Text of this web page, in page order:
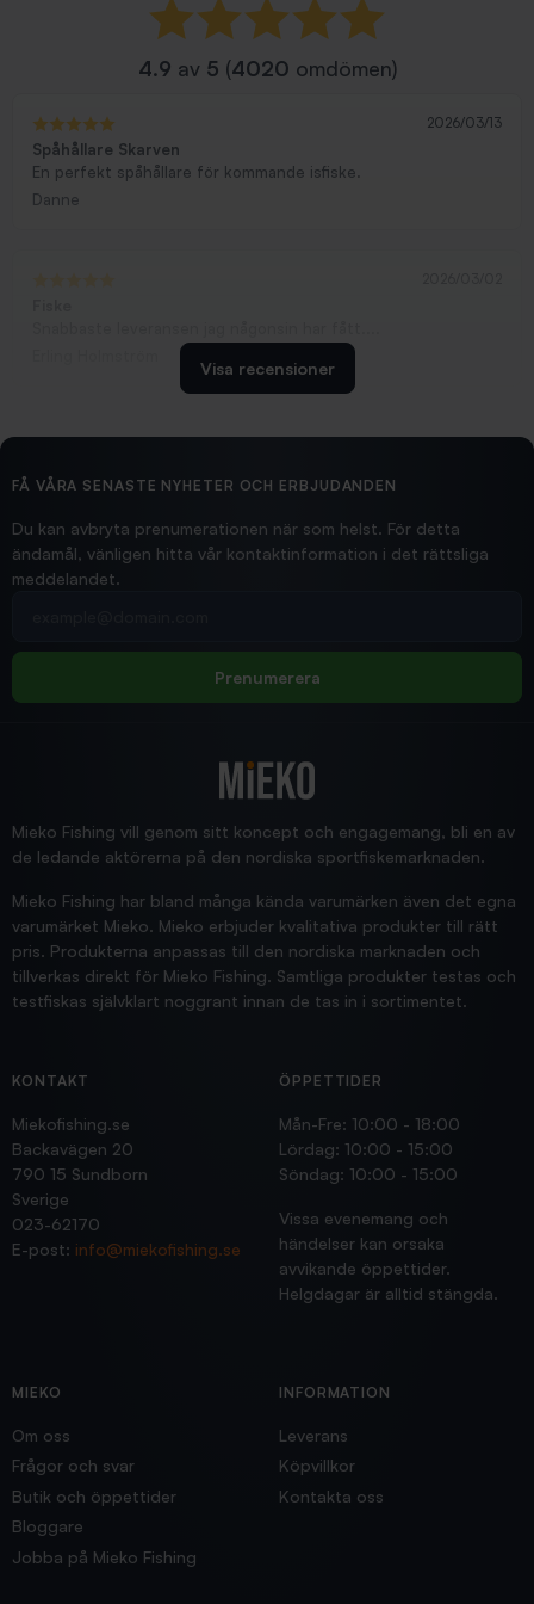
4.9 av 5 (4020 omdömen)
2026/03/13
Spåhållare Skarven
En perfekt spåhållare för kommande isfiske.
Danne
2026/02/19
Hittade exakt vad jag behövde. Snabb och bra...
Jensa
Visa recensioner
FÅ VÅRA SENASTE NYHETER OCH ERBJUDANDEN
Du kan avbryta prenumerationen när som helst. För detta
ändamål, vänligen hitta vår kontaktinformation i det rättsliga
meddelandet.
Prenumerera
Mieko Fishing vill genom sitt koncept och engagemang, bli en av
de ledande aktörerna på den nordiska sportfiskemarknaden.
Mieko Fishing har bland många kända varumärken även det egna
varumärket Mieko. Mieko erbjuder kvalitativa produkter till rätt
pris. Produkterna anpassas till den nordiska marknaden och
tillverkas direkt för Mieko Fishing. Samtliga produkter testas och
testfiskas självklart noggrant innan de tas in i sortimentet.
KONTAKT
Miekofishing.se
Backavägen 20
790 15 Sundborn
Sverige
023-62170
E-post: info@miekofishing.se
ÖPPETTIDER
Mån-Fre: 10:00 - 18:00
Lördag: 10:00 - 15:00
Söndag: 10:00 - 15:00
Vissa evenemang och
händelser kan orsaka
avvikande öppettider.
Helgdagar är alltid stängda.
MIEKO
Om oss
Frågor och svar
Butik och öppettider
Bloggare
Jobba på Mieko Fishing
INFORMATION
Leverans
Köpvillkor
Kontakta oss